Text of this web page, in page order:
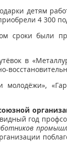
детям
4 300
сроки были
в
молодёжи»,
год